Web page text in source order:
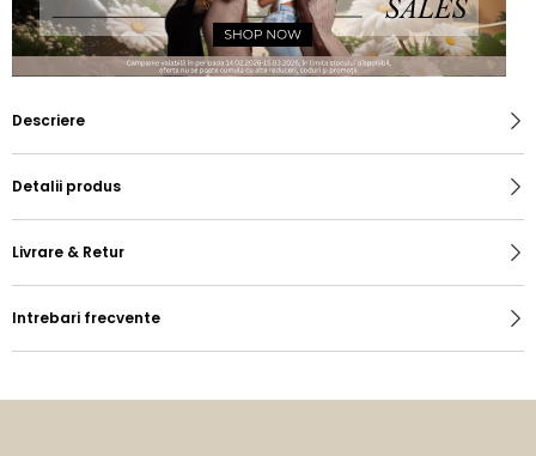
Descriere
Detalii produs
Livrare & Retur
Intrebari frecvente